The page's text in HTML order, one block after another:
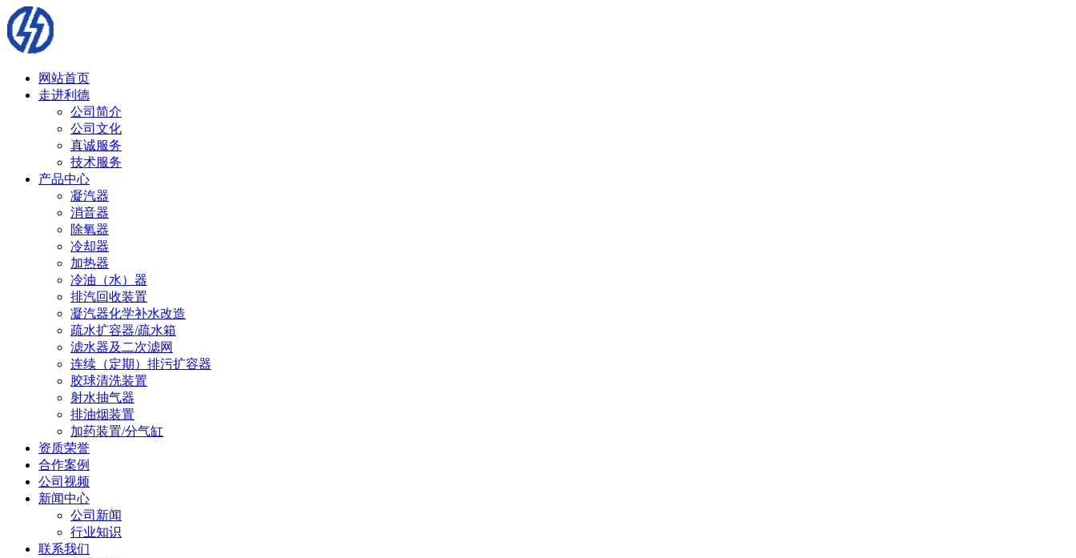
网站首页
走进利德
公司简介
公司文化
真诚服务
技术服务
产品中心
凝汽器
消音器
除氧器
冷却器
加热器
冷油（水）器
排汽回收装置
凝汽器化学补水改造
疏水扩容器/疏水箱
滤水器及二次滤网
连续（定期）排污扩容器
胶球清洗装置
射水抽气器
排油烟装置
加药装置/分气缸
资质荣誉
合作案例
公司视频
新闻中心
公司新闻
行业知识
联系我们